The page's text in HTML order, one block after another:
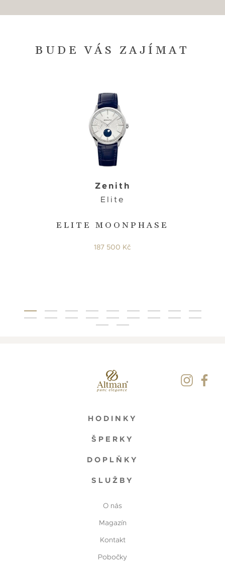
BUDE VÁS ZAJÍMAT
ELITE MOONPHASE
Zenith
Elite
187 500 Kč
HODINKY
ŠPERKY
DOPLŇKY
SLUŽBY
O nás
Magazín
Kontakt
Pobočky